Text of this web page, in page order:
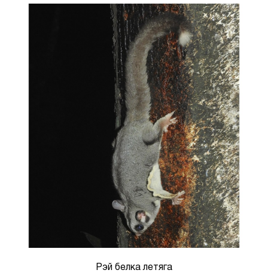
Рэй белка летяга